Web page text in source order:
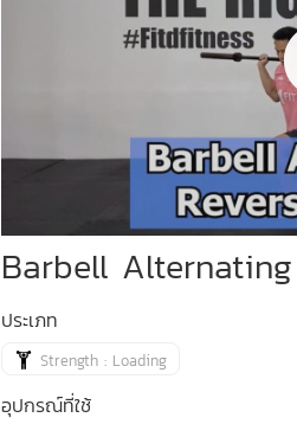
Barbell Alternating
ประเภท
Strength : Loading
อุปกรณ์ที่ใช้